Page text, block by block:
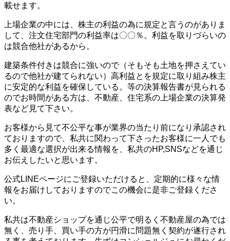
載せます。
上場企業の中には、株主の利益の為に規定と言うのがありま
して、注文住宅部門の利益率は〇〇％。利益を取りづらいの
は競合他社があるから。
建築条件付きは競合に強いので（そもそも土地を押さえてい
るので他社が建てられない）高利益とを規定に取り組み株主
に安定的な利益を確保している。等の決算報告書が見られる
のでお時間がある方は、不動産、住宅系の上場企業の決算発
表など見て下さい。
お客様から見て不公平な事が業界の当たり前になり承認され
ておりますので、私共に関わって下さったお客様に一人でも
多く最適な選択が出来る情報を、私共のHP,SNSなどを通じ
お伝えしたいと思います。
公式LINEページにご登録いただけると、定期的に様々な情
報をお届けしておりますのでこの機会に是非ご登録くださ
い。
私共は不動産ショップを通じ公平で明るく不動産屋の為では
無く、売り手、買い手の方が円滑に問題無く契約が遂行され